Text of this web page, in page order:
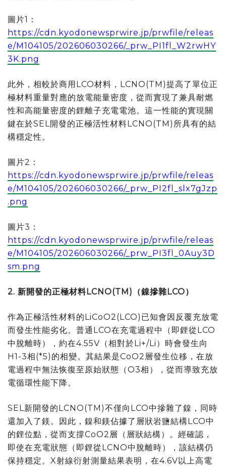
圖片1：
https://cdn.kyodonewsprwire.jp/prwfile/releas
e/M104105/202606030266/_prw_PI1fl_W2rwHY
3K.png
此外，相較於商用LCO材料，LCNO(TM)提高了單位正
極材料重量對應的放電能量密度，從而實現了兼具耐燃
性和高能量密度的鋰離子充電電池。這一性能的實現關
鍵在於SEL開發的正極活性材料LCNO(TM)所具有的結
構穩定性。
圖片2：
https://cdn.kyodonewsprwire.jp/prwfile/releas
e/M104105/202606030266/_prw_PI2fl_slx7gJzp
.png
圖片3：
https://cdn.kyodonewsprwire.jp/prwfile/releas
e/M104105/202606030266/_prw_PI3fl_0Auy3D
sm.png
2. 新開發的正極材料LCNO(TM)（鎳摻雜LCO）
作為正極活性材料的LiCoO2(LCO)已知會因反覆充放電
而發生性能劣化。普通LCO在充電過程中（即鋰從LCO
中脫離時），約在4.55V（相對於Li+/Li）時會發生向
H1-3相(*5)的相變。其結果是CoO2層發生位移，在放
電過程中無法恢復至原始狀態（O3相），從而導致充放
電循環性能下降。
SEL新開發的LCNO(TM)不僅向LCO中摻雜了鎳，同時
還加入了鎂。因此，鎳和鎂佔據了層狀岩鹽結構LCO中
的鋰位點，從而支撐CoO2層（層狀結構）。經確認，
即使在充電狀態（即鋰從LCNO中脫離時），該結構仍
保持穩定。X射線衍射測量結果表明，在4.6V以上高電